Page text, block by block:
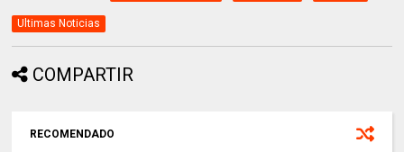
Ultimas Noticias
COMPARTIR
RECOMENDADO